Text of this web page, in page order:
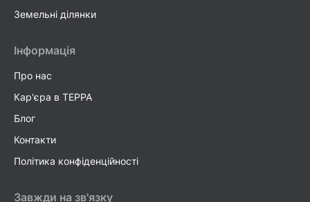
Земельні ділянки
Інформація
Про нас
Кар'єра в TEPPA
Блог
Контакти
Політика конфіденційності
Завжди на зв'язку